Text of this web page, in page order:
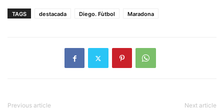
TAGS destacada Diego. Fùtbol Maradona
Previous article Next article